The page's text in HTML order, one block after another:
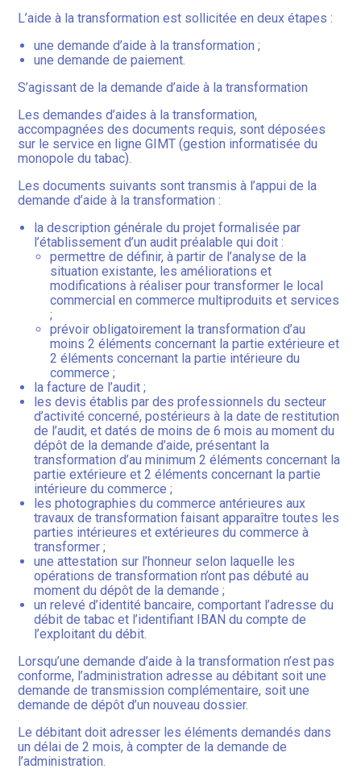
L’aide à la transformation est sollicitée en deux étapes :
une demande d’aide à la transformation ;
une demande de paiement.
S’agissant de la demande d’aide à la transformation
Les demandes d’aides à la transformation,
accompagnées des documents requis, sont déposées
sur le service en ligne GIMT (gestion informatisée du
monopole du tabac).
Les documents suivants sont transmis à l’appui de la
demande d’aide à la transformation :
la description générale du projet formalisée par
l’établissement d’un audit préalable qui doit :
permettre de définir, à partir de l’analyse de la
situation existante, les améliorations et
modifications à réaliser pour transformer le local
commercial en commerce multiproduits et services
;
prévoir obligatoirement la transformation d’au
moins 2 éléments concernant la partie extérieure et
2 éléments concernant la partie intérieure du
commerce ;
la facture de l’audit ;
les devis établis par des professionnels du secteur
d’activité concerné, postérieurs à la date de restitution
de l’audit, et datés de moins de 6 mois au moment du
dépôt de la demande d’aide, présentant la
transformation d’au minimum 2 éléments concernant la
partie extérieure et 2 éléments concernant la partie
intérieure du commerce ;
les photographies du commerce antérieures aux
travaux de transformation faisant apparaître toutes les
parties intérieures et extérieures du commerce à
transformer ;
une attestation sur l’honneur selon laquelle les
opérations de transformation n’ont pas débuté au
moment du dépôt de la demande ;
un relevé d’identité bancaire, comportant l’adresse du
débit de tabac et l’identifiant IBAN du compte de
l’exploitant du débit.
Lorsqu’une demande d’aide à la transformation n’est pas
conforme, l’administration adresse au débitant soit une
demande de transmission complémentaire, soit une
demande de dépôt d’un nouveau dossier.
Le débitant doit adresser les éléments demandés dans
un délai de 2 mois, à compter de la demande de
l’administration.